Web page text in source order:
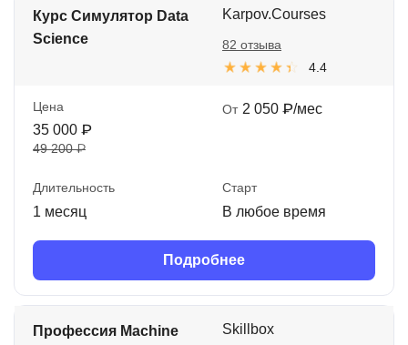
Курс Симулятор Data
Science
Karpov.Courses
4.4
82 отзыва
Цена
35 000 ₽
49 200 ₽
От 2 050 ₽/мес
Длительность
1 месяц
Старт
В любое время
Подробнее
Профессия Machine
Skillbox